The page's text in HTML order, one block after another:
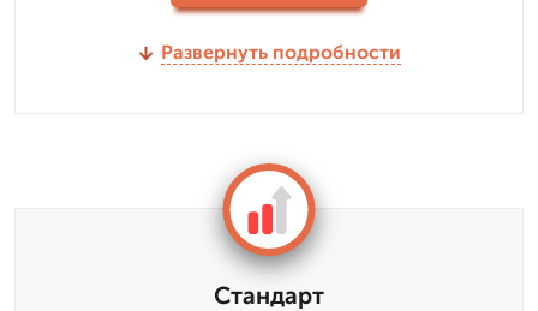
Развернуть подробности
Стандарт